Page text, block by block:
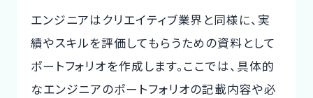
エンジニアはクリエイティブ業界と同様に、実
績やスキルを評価してもらうための資料として
ポートフォリオを作成します。ここでは、具体的
なエンジニアのポートフォリオの記載内容や必